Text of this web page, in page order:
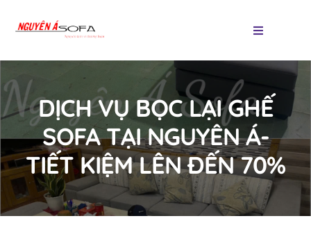
Toggle
Trang chủ
Các loại sofa
Sản phẩm
Thảm trang trí
DỊCH VỤ BỌC LẠI GHẾ
SOFA TẠI NGUYÊN Á-
TIẾT KIỆM LÊN ĐẾN 70%